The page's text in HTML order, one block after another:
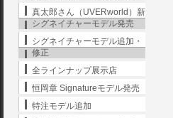
真太郎さん（UVERworld）新
シグネイチャーモデル発売
シグネイチャーモデル追加・
修正
全ラインナップ展示店
恒岡章 Signatureモデル発売
特注モデル追加